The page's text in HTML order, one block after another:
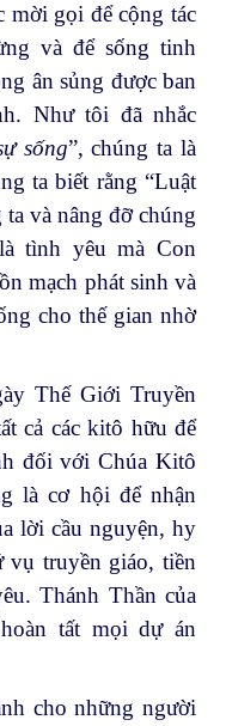
mời gọi để cộng tác
và để sống tinh
ân sủng được ban
Như tôi đã nhắc
sống”, chúng ta là
ta biết rằng “Luật
và nâng đỡ chúng
tình yêu mà Con
mạch phát sinh và
cho thế gian nhờ
Thế Giới Truyền
cả các kitô hữu để
đối với Chúa Kitô
là cơ hội để nhận
lời cầu nguyện, hy
vụ truyền giáo, tiền
Thánh Thần của
tất mọi dự án
cho những người